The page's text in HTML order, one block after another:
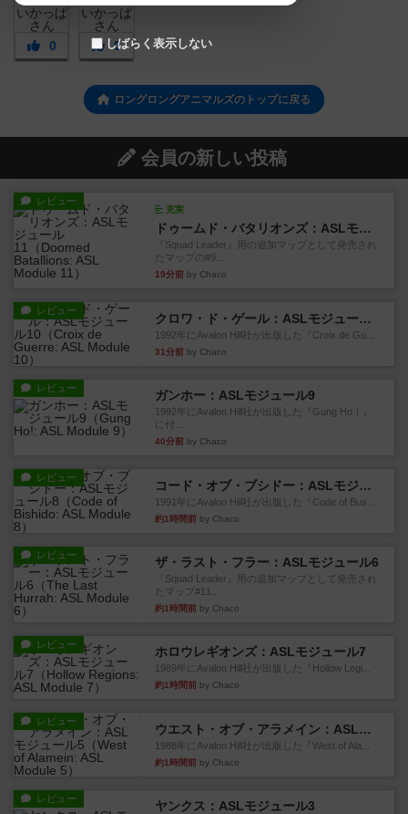
0 0
ロングロングアニマルズのトップに戻る
会員の新しい投稿
レビュー
充実
ドゥームド・バタリオンズ：ASLモジュール11
『Squad Leader』用の追加マップとして発売され
たマップの#9...
19分前 by Chaco
レビュー
クロワ・ド・ゲール：ASLモジュール10
1992年にAvalon Hill社が出版した『Croix de Gu...
31分前 by Chaco
レビュー ガンホー：ASLモジュール9
1992年にAvalon Hill社が出版した『Gung Ho！』
に付...
40分前 by Chaco
レビュー
コード・オブ・ブシドー：ASLモジュール8
1991年にAvalon Hill社が出版した『Code of Bus...
約1時間前 by Chaco
レビュー ザ・ラスト・フラー：ASLモジュール6
『Squad Leader』用の追加マップとして発売され
たマップ#11...
約1時間前 by Chaco
レビュー ホロウレギオンズ：ASLモジュール7
1989年にAvalon Hill社が出版した『Hollow Legi...
約1時間前 by Chaco
レビュー
ウエスト・オブ・アラメイン：ASLモジュール5
1988年にAvalon Hill社が出版した『West of Ala...
約1時間前 by Chaco
レビュー ヤンクス：ASLモジュール3
しばらく表示しない